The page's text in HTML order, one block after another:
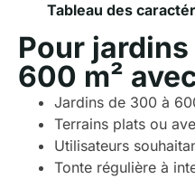
Tableau des
Pour
600 m²
Jardins de 300 à
Terrains plats ou
Utilisateurs
Tonte régulière à